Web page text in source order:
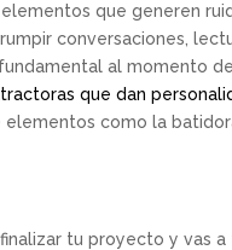
que generen
conversaciones,
al momento
que dan
como la
tu proyecto y vas